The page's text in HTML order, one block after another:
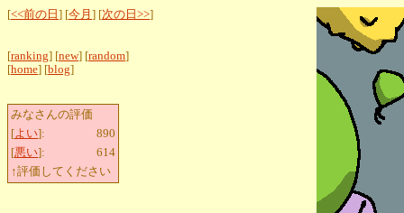
[<<前の日 ] [今月 ] [次の日>>]
[ranking] [new] [random]
[home] [blog]
みなさんの評価
[よい]:
890
[悪い]:
614
↑評価してください